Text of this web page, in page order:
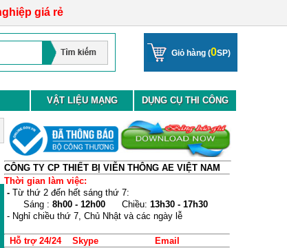
giá rẻ
Giỏ hàng (0SP)
VẬT LIỆU MẠNG DỤNG CỤ THI CÔNG
CÔNG TY CP THIẾT BỊ VIỄN THÔNG AE VIỆT NAM
Thời gian làm việc:
- Từ thứ 2 đến hết sáng thứ 7:
Sáng : 8h00 - 12h00 Chiều: 13h30 - 17h30
- Nghỉ chiều thứ 7, Chủ Nhật và các ngày lễ
Hỗ trợ 24/24 Skype
Email